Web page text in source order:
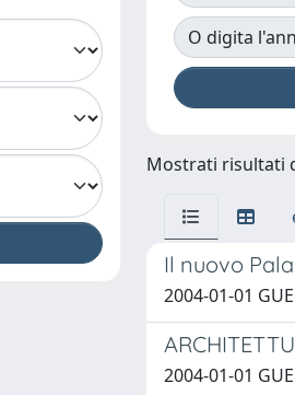
O digita
Mostrati risultati
Il nuovo
2004-01-01
2004-01-01